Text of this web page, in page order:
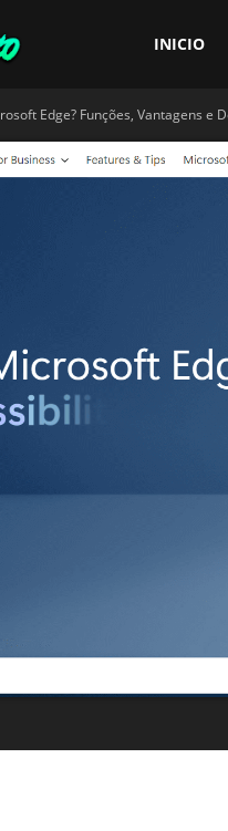
INICIO
Edge? Funções, Vantagens e